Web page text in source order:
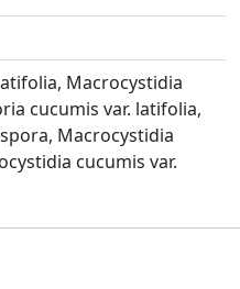
Macrocystidia
cucumis var. latifolia,
Macrocystidia
cucumis var.